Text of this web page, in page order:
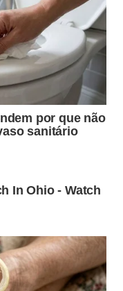
criaram
na China antiga.
a
biológicos de